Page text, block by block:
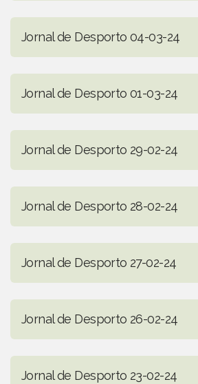
Jornal de Desporto 04-03-24
Jornal de Desporto 01-03-24
Jornal de Desporto 29-02-24
Jornal de Desporto 28-02-24
Jornal de Desporto 27-02-24
Jornal de Desporto 26-02-24
Jornal de Desporto 23-02-24